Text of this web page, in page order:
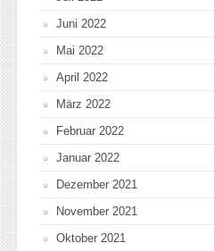
Juni 2022
Mai 2022
April 2022
März 2022
Februar 2022
Januar 2022
Dezember 2021
November 2021
Oktober 2021